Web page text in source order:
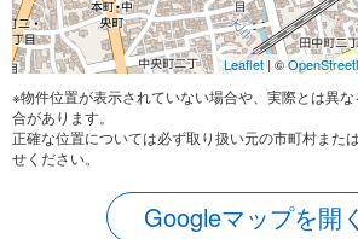
Leaflet | ©
※物件位置が表示されていない場合や、実際とは異
合があります。
正確な位置については必ず取り扱い元の市町村また
せください。
Googleマップを開く